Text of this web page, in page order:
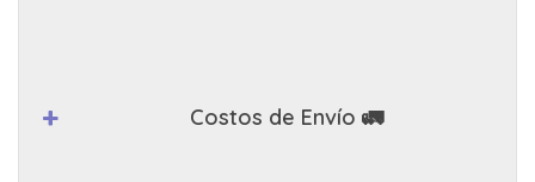
Costos de Envío 🚛